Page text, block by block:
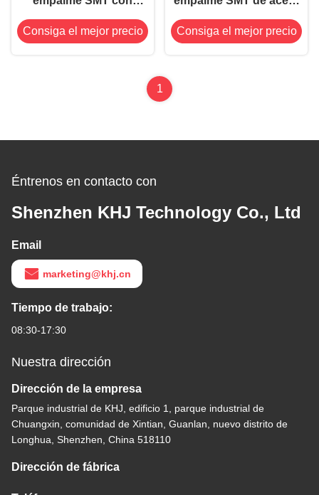
módulos múltiples
diseñadas para cortar
Consiga el mejor precio
inoxidable TL100 con
mango de plástico ESD
Consiga el mejor precio
1
Éntrenos en contacto con
Shenzhen KHJ Technology Co., Ltd
Email
marketing@khj.cn
Tiempo de trabajo:
08:30-17:30
Nuestra dirección
Dirección de la empresa
Parque industrial de KHJ, edificio 1, parque industrial de
Chuangxin, comunidad de Xintian, Guanlan, nuevo distrito de
Longhua, Shenzhen, China 518110
Dirección de fábrica